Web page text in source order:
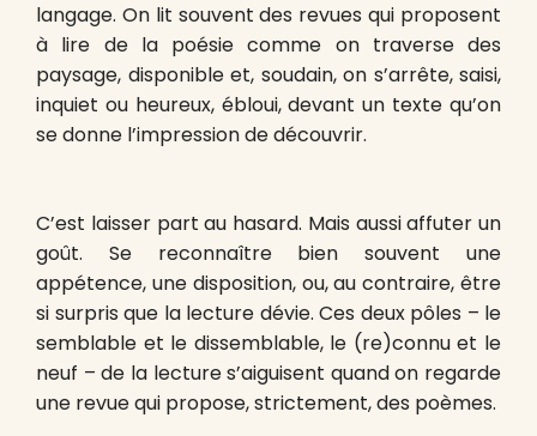
langage. On lit souvent des revues qui proposent
à lire de la poésie comme on traverse des
paysage, disponible et, soudain, on s’arrête, saisi,
inquiet ou heureux, ébloui, devant un texte qu’on
se donne l’impression de découvrir.
C’est laisser part au hasard. Mais aussi affuter un
goût. Se reconnaître bien souvent une
appétence, une disposition, ou, au contraire, être
si surpris que la lecture dévie. Ces deux pôles – le
semblable et le dissemblable, le (re)connu et le
neuf – de la lecture s’aiguisent quand on regarde
une revue qui propose, strictement, des poèmes.